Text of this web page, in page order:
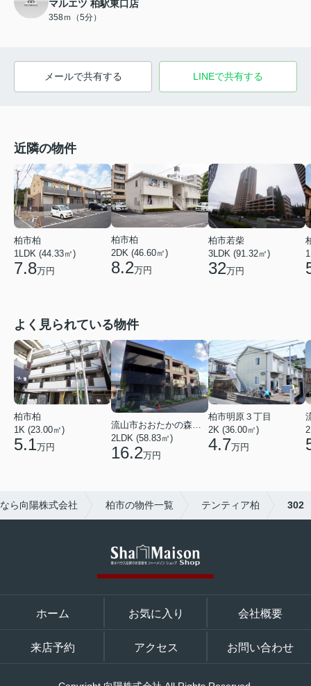
マルエツ 柏駅東口店
358ｍ（5分）
メールで共有する LINEで共有する
近隣の物件
柏市柏
1LDK (44.33㎡)
7.8万円
柏市柏
2DK (46.60㎡)
8.2万円
柏市若柴
3LDK (91.32㎡)
32万円
よく見られている物件
柏市柏
1K (23.00㎡)
5.1万円
2LDK (58.83㎡)
16.2万円
柏市明原３丁目
2K (36.00㎡)
4.7万円
ら向陽株式会社 柏市の物件一覧 テンティア柏 302
ホーム お気に入り 会社概要
来店予約 アクセス お問い合わせ